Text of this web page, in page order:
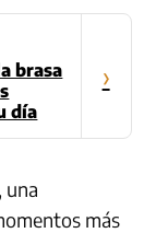
brasa
día
›
una
más